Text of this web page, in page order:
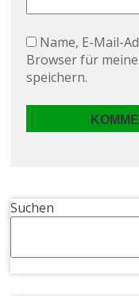
Name, E-Mail-
Browser für
speichern.
Suchen